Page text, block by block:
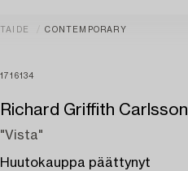
TAIDE CONTEMPORARY
1716134
Richard Griffith Carlsson
"Vista"
Huutokauppa päättynyt